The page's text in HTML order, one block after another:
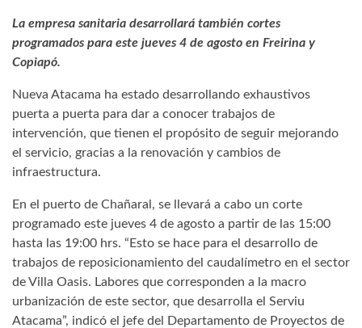
La empresa sanitaria desarrollará también cortes
programados para este jueves 4 de agosto en Freirina y
Copiapó.
Nueva Atacama ha estado desarrollando exhaustivos
puerta a puerta para dar a conocer trabajos de
intervención, que tienen el propósito de seguir mejorando
el servicio, gracias a la renovación y cambios de
infraestructura.
En el puerto de Chañaral, se llevará a cabo un corte
programado este jueves 4 de agosto a partir de las 15:00
hasta las 19:00 hrs. “Esto se hace para el desarrollo de
trabajos de reposicionamiento del caudalímetro en el sector
de Villa Oasis. Labores que corresponden a la macro
urbanización de este sector, que desarrolla el Serviu
Atacama”, indicó el jefe del Departamento de Proyectos de